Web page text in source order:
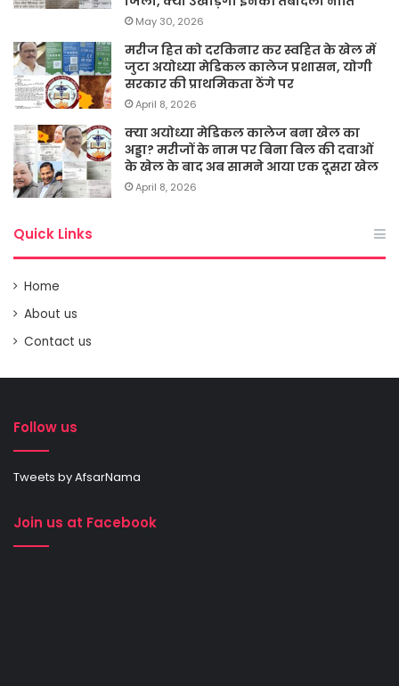
May 30, 2026
मरीज हित को दरकिनार कर स्वहित के खेल में
जुटा अयोध्या मेडिकल कालेज प्रशासन, योगी
सरकार की प्राथमिकता ठेंगे पर
April 8, 2026
क्या अयोध्या मेडिकल कालेज बना खेल का
अड्डा? मरीजों के नाम पर बिना बिल की दवाओं
के खेल के बाद अब सामने आया एक दूसरा खेल
April 8, 2026
Quick Links
Home
About us
Contact us
Follow us
Tweets by AfsarNama
Join us at Facebook